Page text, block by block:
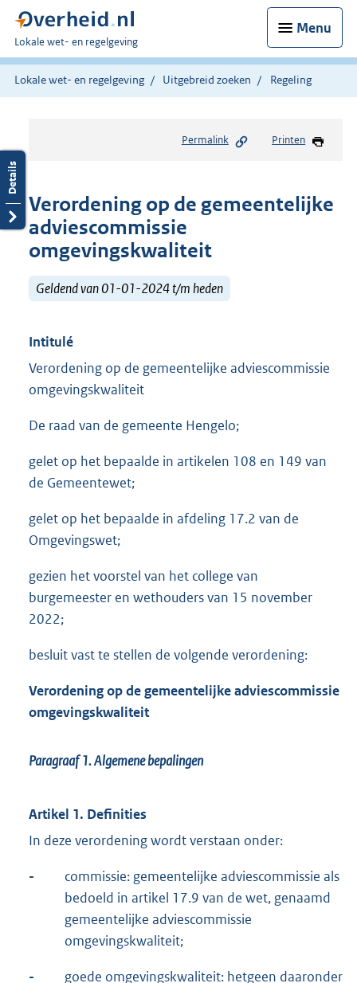
Menu
U
bent
hier:
Lokale wet- en regelgeving
Lokale wet- en regelgeving Uitgebreid zoeken Regeling
Permalink Printen
Verordening op de gemeentelijke
adviescommissie
omgevingskwaliteit
Geldend van 01-01-2024 t/m heden
Intitulé
Verordening op de gemeentelijke adviescommissie
omgevingskwaliteit
De raad van de gemeente Hengelo;
gelet op het bepaalde in artikelen 108 en 149 van
de Gemeentewet;
gelet op het bepaalde in afdeling 17.2 van de
Omgevingswet;
gezien het voorstel van het college van
burgemeester en wethouders van 15 november
2022;
besluit vast te stellen de volgende verordening:
Verordening op de gemeentelijke adviescommissie
omgevingskwaliteit
Paragraaf 1.Algemene bepalingen
Artikel 1. Definities
In deze verordening wordt verstaan onder:
-
commissie: gemeentelijke adviescommissie als
bedoeld in artikel 17.9 van de wet, genaamd
gemeentelijke adviescommissie
omgevingskwaliteit;
-
goede omgevingskwaliteit: hetgeen daaronder